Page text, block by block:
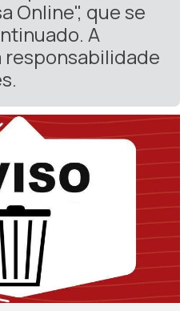
Online", que se
A
responsabilidade